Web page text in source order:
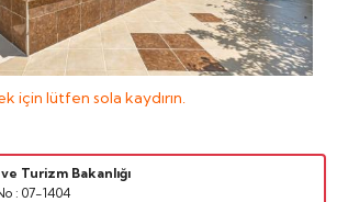
için lütfen sola kaydırın.
Turizm Bakanlığı
: 07-1404